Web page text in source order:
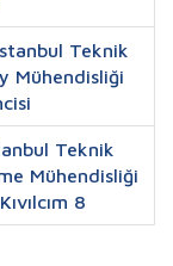
Teknik
Mühendisliği
Teknik
Mühendisliği
8